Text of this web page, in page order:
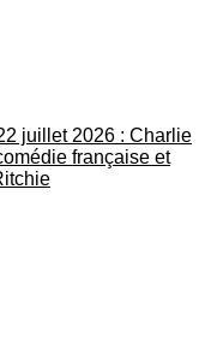
juillet 2026 : Charlie
française et